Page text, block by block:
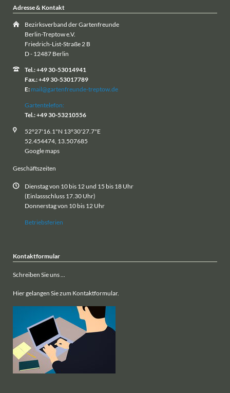
Adresse & Kontakt
Bezirksverband der Gartenfreunde
Berlin-Treptow e.V.
Friedrich-List-Straße 2 B
D - 12487 Berlin
Tel.: +49 30-53014941
Fax.: +49 30-53017789
E: mail@gartenfreunde-treptow.de
Gartentelefon:
Tel.: +49 30-53210556
52°27'16.1"N 13°30'27.7"E
52.454474, 13.507685
Google maps
Geschäftszeiten
Dienstag von 10 bis 12 und 15 bis 18 Uhr
(Einlassschluss 17.30 Uhr)
Donnerstag von 10 bis 12 Uhr
Betriebsferien
Kontaktformular
Schreiben Sie uns ...
Hier gelangen Sie zum Kontaktformular.